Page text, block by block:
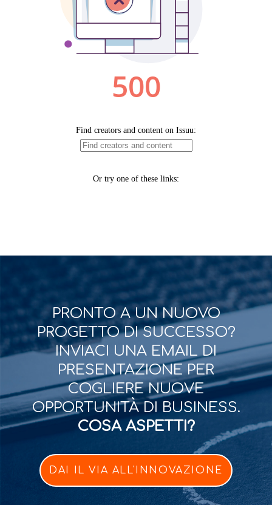
PRONTO A UN NUOVO
PROGETTO DI SUCCESSO?
INVIACI UNA EMAIL DI
PRESENTAZIONE PER
COGLIERE NUOVE
OPPORTUNITÀ DI BUSINESS.
COSA ASPETTI?
DAI IL VIA ALL'INNOVAZIONE